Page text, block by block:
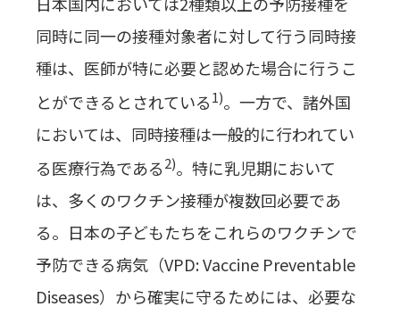
同時に同一の接種対象者に対して行う同時接
種は、医師が特に必要と認めた場合に行うこ
とができるとされている1)。一方で、諸外国
においては、同時接種は一般的に行われてい
る医療行為である2)。特に乳児期において
は、多くのワクチン接種が複数回必要であ
る。日本の子どもたちをこれらのワクチンで
予防できる病気（VPD: Vaccine Preventable
Diseases）から確実に守るためには、必要な